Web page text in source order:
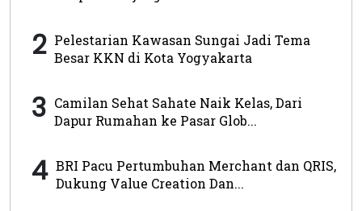
2 Pelestarian Kawasan Sungai Jadi Tema
Besar KKN di Kota Yogyakarta
3 Camilan Sehat Sahate Naik Kelas, Dari
Dapur Rumahan ke Pasar Glob...
4 BRI Pacu Pertumbuhan Merchant dan QRIS,
Dukung Value Creation Dan...